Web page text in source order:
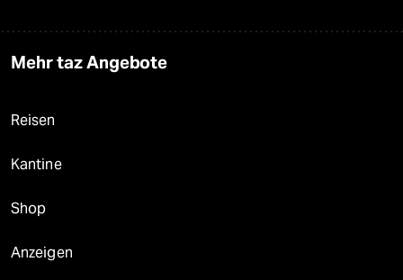
Mehr taz Angebote
Reisen
Kantine
Shop
Anzeigen